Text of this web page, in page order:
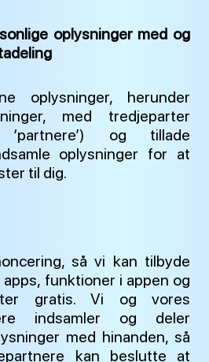
oplysninger med og
oplysninger, herunder
med tredjeparter
og tillade
oplysninger for at
til dig.
så vi kan tilbyde
funktioner i appen og
gratis. Vi og vores
indsamler og deler
med hinanden, så
kan beslutte at